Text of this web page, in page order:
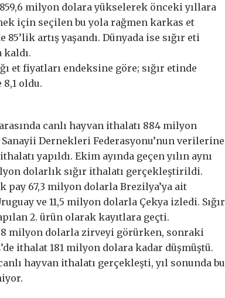
859,6 milyon dolara yükselerek önceki yıllara
için seçilen bu yola rağmen karkas et
artış yaşandı. Dünyada ise sığır eti
kaldı.
et fiyatları endeksine göre; sığır etinde
oldu.
canlı hayvan ithalatı 884 milyon
Dernekleri Federasyonu’nun verilerine
yapıldı. Ekim ayında geçen yılın aynı
dolarlık sığır ithalatı gerçekleştirildi.
pay 67,3 milyon dolarla Brezilya’ya ait
ve 11,5 milyon dolarla Çekya izledi. Sığır
2. ürün olarak kayıtlara geçti.
milyon dolarla zirveyi görürken, sonraki
ithalat 181 milyon dolara kadar düşmüştü.
hayvan ithalatı gerçekleşti, yıl sonunda bu